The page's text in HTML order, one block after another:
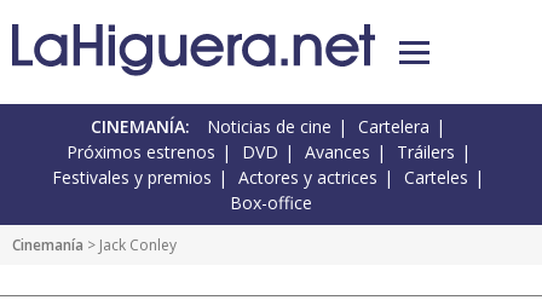
CINEMANÍA: Noticias de cine
Cartelera
Próximos estrenos
DVD Avances
Tráilers
Festivales y premios
Actores y actrices
Carteles
Box-office
Cinemanía > Jack Conley